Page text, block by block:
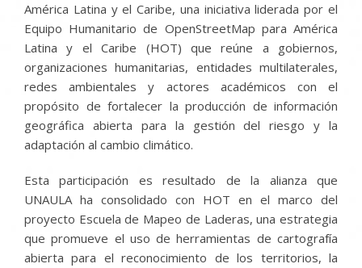
América Latina y el Caribe, una iniciativa liderada por el
Equipo Humanitario de OpenStreetMap para América
Latina y el Caribe (HOT) que reúne a gobiernos,
organizaciones humanitarias, entidades multilaterales,
redes ambientales y actores académicos con el
propósito de fortalecer la producción de información
geográfica abierta para la gestión del riesgo y la
adaptación al cambio climático.
Esta participación es resultado de la alianza que
UNAULA ha consolidado con HOT en el marco del
proyecto Escuela de Mapeo de Laderas, una estrategia
que promueve el uso de herramientas de cartografía
abierta para el reconocimiento de los territorios, la